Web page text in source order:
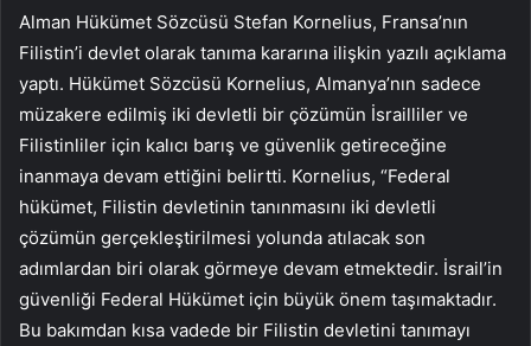
Alman Hükümet Sözcüsü Stefan Kornelius, Fransa’nın
Filistin’i devlet olarak tanıma kararına ilişkin yazılı açıklama
yaptı. Hükümet Sözcüsü Kornelius, Almanya’nın sadece
müzakere edilmiş iki devletli bir çözümün İsrailliler ve
Filistinliler için kalıcı barış ve güvenlik getireceğine
inanmaya devam ettiğini belirtti. Kornelius, “Federal
hükümet, Filistin devletinin tanınmasını iki devletli
çözümün gerçekleştirilmesi yolunda atılacak son
adımlardan biri olarak görmeye devam etmektedir. İsrail’in
güvenliği Federal Hükümet için büyük önem taşımaktadır.
Bu bakımdan kısa vadede bir Filistin devletini tanımayı